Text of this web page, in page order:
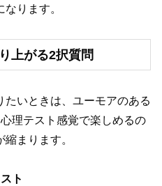
ります。
上がる2択質問
いときは、ユーモアのある
理テスト感覚で楽しめるの
まります。
ト